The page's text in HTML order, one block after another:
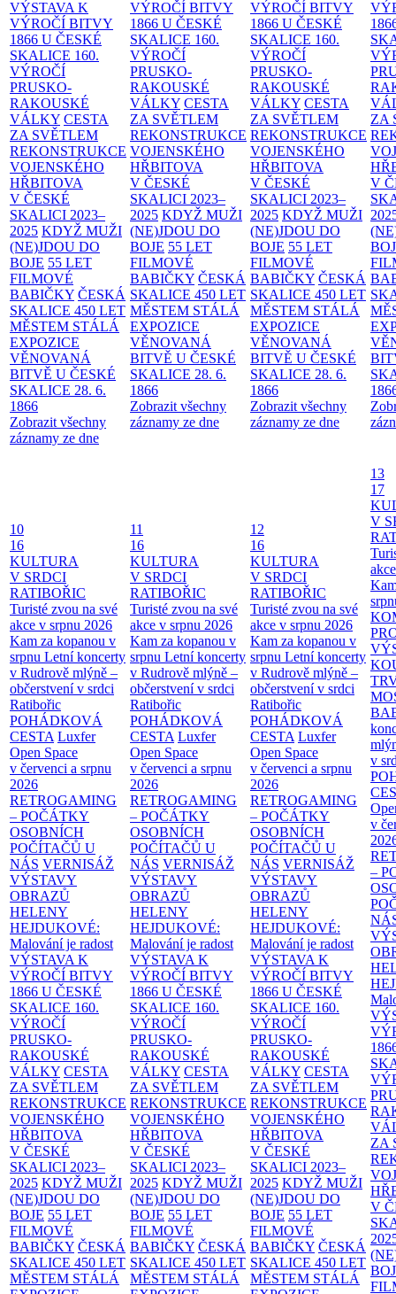
VÝSTAVA K
VÝROČÍ BITVY
1866 U ČESKÉ
SKALICE 160.
VÝROČÍ
PRUSKO-
RAKOUSKÉ
VÁLKY CESTA
ZA SVĚTLEM
REKONSTRUKCE
VOJENSKÉHO
HŘBITOVA
V ČESKÉ
SKALICI 2023–
2025 KDYŽ MUŽI
(NE)JDOU DO
BOJE 55 LET
FILMOVÉ
BABIČKY ČESKÁ
SKALICE 450 LET
MĚSTEM STÁLÁ
EXPOZICE
VĚNOVANÁ
BITVĚ U ČESKÉ
SKALICE 28. 6.
1866
Zobrazit všechny
záznamy ze dne
VÝROČÍ BITVY
1866 U ČESKÉ
SKALICE 160.
VÝROČÍ
PRUSKO-
RAKOUSKÉ
VÁLKY CESTA
ZA SVĚTLEM
REKONSTRUKCE
VOJENSKÉHO
HŘBITOVA
V ČESKÉ
SKALICI 2023–
2025 KDYŽ MUŽI
(NE)JDOU DO
BOJE 55 LET
FILMOVÉ
BABIČKY ČESKÁ
SKALICE 450 LET
MĚSTEM STÁLÁ
EXPOZICE
VĚNOVANÁ
BITVĚ U ČESKÉ
SKALICE 28. 6.
1866
Zobrazit všechny
záznamy ze dne
VÝROČÍ BITVY
1866 U ČESKÉ
SKALICE 160.
VÝROČÍ
PRUSKO-
RAKOUSKÉ
VÁLKY CESTA
ZA SVĚTLEM
REKONSTRUKCE
VOJENSKÉHO
HŘBITOVA
V ČESKÉ
SKALICI 2023–
2025 KDYŽ MUŽI
(NE)JDOU DO
BOJE 55 LET
FILMOVÉ
BABIČKY ČESKÁ
SKALICE 450 LET
MĚSTEM STÁLÁ
EXPOZICE
VĚNOVANÁ
BITVĚ U ČESKÉ
SKALICE 28. 6.
1866
Zobrazit všechny
záznamy ze dne
ZA
V
10
16
KULTURA
V SRDCI
RATIBOŘIC
Turisté zvou na své
akce v srpnu 2026
Kam za kopanou v
srpnu Letní koncerty
v Rudrově mlýně –
občerstvení v srdci
Ratibořic
POHÁDKOVÁ
CESTA Luxfer
Open Space
v červenci a srpnu
2026
RETROGAMING
– POČÁTKY
OSOBNÍCH
POČÍTAČŮ U
NÁS VERNISÁŽ
VÝSTAVY
OBRAZŮ
HELENY
HEJDUKOVÉ:
Malování je radost
VÝSTAVA K
VÝROČÍ BITVY
1866 U ČESKÉ
SKALICE 160.
VÝROČÍ
PRUSKO-
RAKOUSKÉ
VÁLKY CESTA
ZA SVĚTLEM
REKONSTRUKCE
VOJENSKÉHO
HŘBITOVA
V ČESKÉ
SKALICI 2023–
2025 KDYŽ MUŽI
(NE)JDOU DO
BOJE 55 LET
FILMOVÉ
BABIČKY ČESKÁ
SKALICE 450 LET
MĚSTEM STÁLÁ
11
16
KULTURA
V SRDCI
RATIBOŘIC
Turisté zvou na své
akce v srpnu 2026
Kam za kopanou v
srpnu Letní koncerty
v Rudrově mlýně –
občerstvení v srdci
Ratibořic
POHÁDKOVÁ
CESTA Luxfer
Open Space
v červenci a srpnu
2026
RETROGAMING
– POČÁTKY
OSOBNÍCH
POČÍTAČŮ U
NÁS VERNISÁŽ
VÝSTAVY
OBRAZŮ
HELENY
HEJDUKOVÉ:
Malování je radost
VÝSTAVA K
VÝROČÍ BITVY
1866 U ČESKÉ
SKALICE 160.
VÝROČÍ
PRUSKO-
RAKOUSKÉ
VÁLKY CESTA
ZA SVĚTLEM
REKONSTRUKCE
VOJENSKÉHO
HŘBITOVA
V ČESKÉ
SKALICI 2023–
2025 KDYŽ MUŽI
(NE)JDOU DO
BOJE 55 LET
FILMOVÉ
BABIČKY ČESKÁ
SKALICE 450 LET
MĚSTEM STÁLÁ
12
16
KULTURA
V SRDCI
RATIBOŘIC
Turisté zvou na své
akce v srpnu 2026
Kam za kopanou v
srpnu Letní koncerty
v Rudrově mlýně –
občerstvení v srdci
Ratibořic
POHÁDKOVÁ
CESTA Luxfer
Open Space
v červenci a srpnu
2026
RETROGAMING
– POČÁTKY
OSOBNÍCH
POČÍTAČŮ U
NÁS VERNISÁŽ
VÝSTAVY
OBRAZŮ
HELENY
HEJDUKOVÉ:
Malování je radost
VÝSTAVA K
VÝROČÍ BITVY
1866 U ČESKÉ
SKALICE 160.
VÝROČÍ
PRUSKO-
RAKOUSKÉ
VÁLKY CESTA
ZA SVĚTLEM
REKONSTRUKCE
VOJENSKÉHO
HŘBITOVA
V ČESKÉ
SKALICI 2023–
2025 KDYŽ MUŽI
(NE)JDOU DO
BOJE 55 LET
FILMOVÉ
BABIČKY ČESKÁ
SKALICE 450 LET
MĚSTEM STÁLÁ
13
17
V
v
v
–
ZA
V